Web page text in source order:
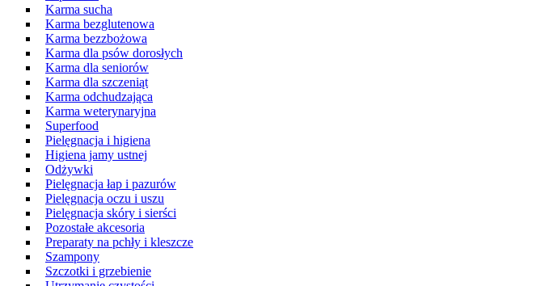
Karma sucha
Karma bezglutenowa
Karma bezzbożowa
Karma dla psów dorosłych
Karma dla seniorów
Karma dla szczeniąt
Karma odchudzająca
Karma weterynaryjna
Superfood
Pielęgnacja i higiena
Higiena jamy ustnej
Odżywki
Pielęgnacja łap i pazurów
Pielęgnacja oczu i uszu
Pielęgnacja skóry i sierści
Pozostałe akcesoria
Preparaty na pchły i kleszcze
Szampony
Szczotki i grzebienie